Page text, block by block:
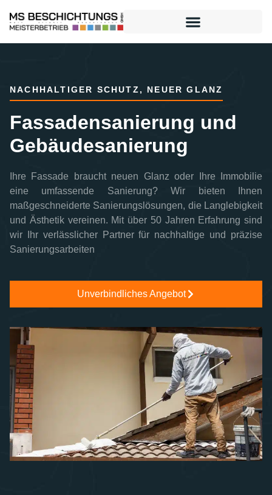
NACHHALTIGER SCHUTZ, NEUER GLANZ
Fassadensanierung und
Gebäudesanierung
Ihre Fassade braucht neuen Glanz oder Ihre Immobilie
eine umfassende Sanierung? Wir bieten Ihnen
maßgeschneiderte Sanierungslösungen, die Langlebigkeit
und Ästhetik vereinen. Mit über 50 Jahren Erfahrung sind
wir Ihr verlässlicher Partner für nachhaltige und präzise
Sanierungsarbeiten
Unverbindliches Angebot